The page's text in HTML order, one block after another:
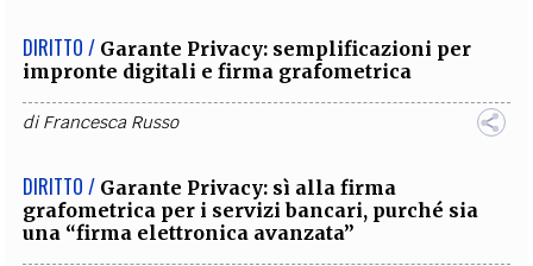
DIRITTO / Garante Privacy: semplificazioni per
impronte digitali e firma grafometrica
diFrancesca Russo
DIRITTO / Garante Privacy: sì alla firma
grafometrica per i servizi bancari, purché sia
una “firma elettronica avanzata”